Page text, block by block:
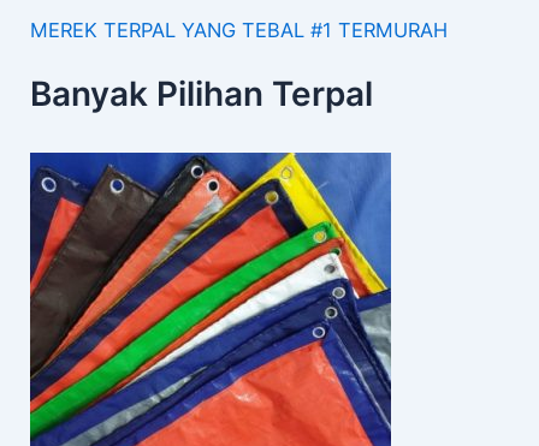
MEREK TERPAL YANG TEBAL #1 TERMURAH
Banyak Pilihan Terpal